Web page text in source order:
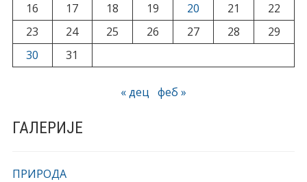
16
17 18 19 20 21
22
23
24 25 26 27 28
29
30
31
« дец феб »
ГАЛЕРИЈЕ
ПРИРОДА